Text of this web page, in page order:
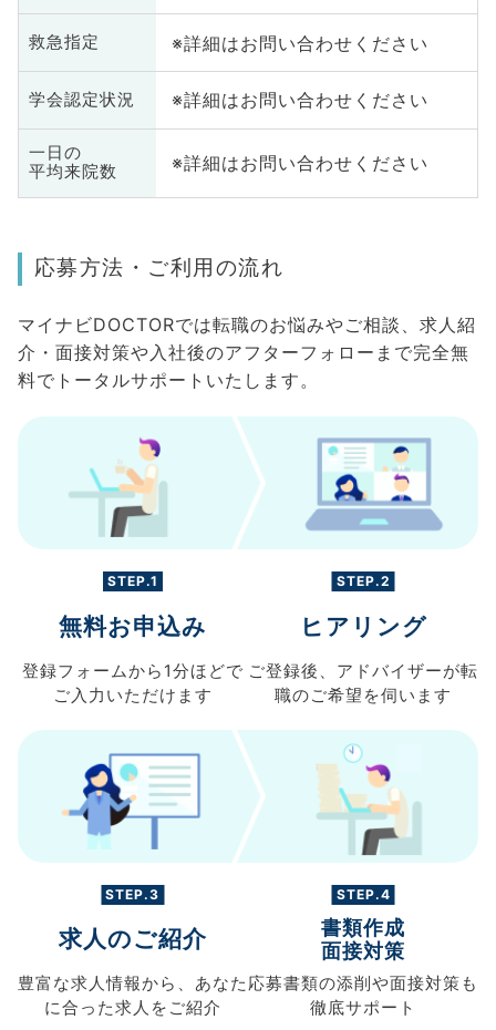
救急指定 ※詳細はお問い合わせください
学会認定状況 ※詳細はお問い合わせください
一日の
平均来院数
※詳細はお問い合わせください
応募方法・ご利用の流れ
マイナビDOCTORでは転職のお悩みやご相談、求人紹
介・面接対策や入社後のアフターフォローまで完全無
料でトータルサポートいたします。
STEP.1
無料お申込み
登録フォームから 1分ほどで
ご入力 いただけます
STEP.2
ヒアリング
ご登録後、 アドバイザーが転
職のご希望を伺います
STEP.3
求人のご紹介
豊富な求人情報から、 あなた
に合った求人を ご紹介
STEP.4
書類作成
面接対策
応募書類の添削や面接対策も
徹底サポート